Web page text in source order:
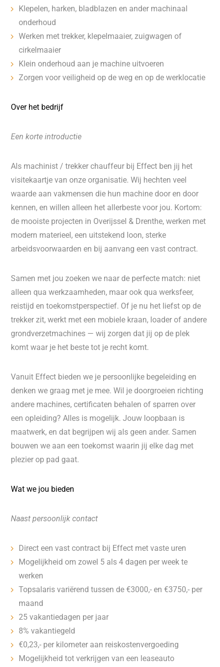
Klepelen, harken, bladblazen en ander machinaal
onderhoud
Werken met trekker, klepelmaaier, zuigwagen of
cirkelmaaier
Klein onderhoud aan je machine uitvoeren
Zorgen voor veiligheid op de weg en op de werklocatie
Over het bedrijf
Een korte introductie
Als machinist / trekker chauffeur bij Effect ben jij het
visitekaartje van onze organisatie. Wij hechten veel
waarde aan vakmensen die hun machine door en door
kennen, en willen alleen het allerbeste voor jou. Kortom:
de mooiste projecten in Overijssel & Drenthe, werken met
modern materieel, een uitstekend loon, sterke
arbeidsvoorwaarden en bij aanvang een vast contract.
Samen met jou zoeken we naar de perfecte match: niet
alleen qua werkzaamheden, maar ook qua werksfeer,
reistijd en toekomstperspectief. Of je nu het liefst op de
trekker zit, werkt met een mobiele kraan, loader of andere
grondverzetmachines — wij zorgen dat jij op de plek
komt waar je het beste tot je recht komt.
Vanuit Effect bieden we je persoonlijke begeleiding en
denken we graag met je mee. Wil je doorgroeien richting
andere machines, certificaten behalen of sparren over
een opleiding? Alles is mogelijk. Jouw loopbaan is
maatwerk, en dat begrijpen wij als geen ander. Samen
bouwen we aan een toekomst waarin jij elke dag met
plezier op pad gaat.
Wat we jou bieden
Naast persoonlijk contact
Direct een vast contract bij Effect met vaste uren
Mogelijkheid om zowel 5 als 4 dagen per week te
werken
Topsalaris variërend tussen de €3000,- en €3750,- per
maand
25 vakantiedagen per jaar
8% vakantiegeld
€0,23,- per kilometer aan reiskostenvergoeding
Mogelijkheid tot verkrijgen van een leaseauto